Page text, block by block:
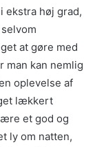
ekstra høj grad,
at gøre med
man kan nemlig
oplevelse af
lækkert
et god og
ly om natten,